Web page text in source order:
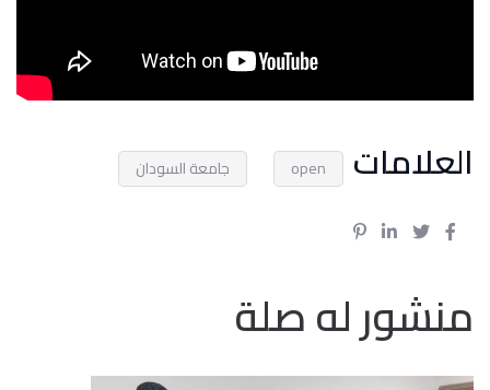
العلامات open جامعة السودان
منشور له صلة